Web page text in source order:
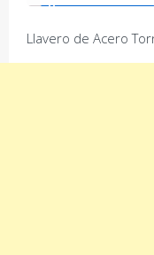
quantity
Llavero de Acero